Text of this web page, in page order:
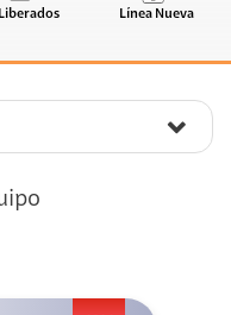
Liberados Línea Nueva